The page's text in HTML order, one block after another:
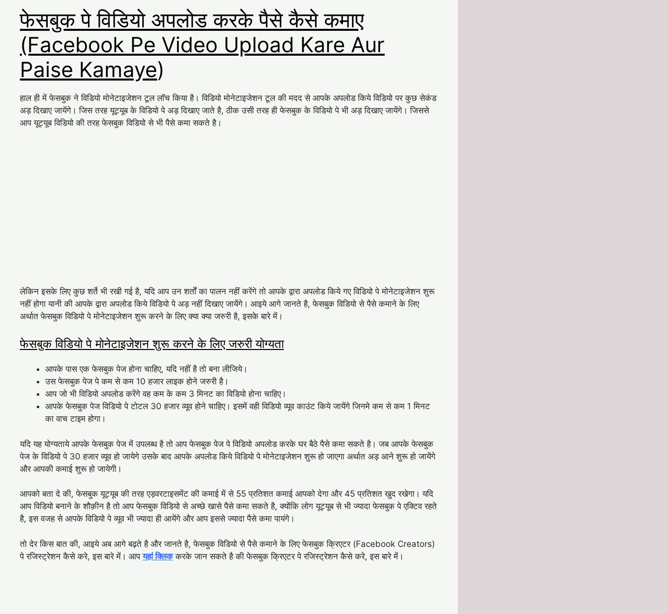
फेसबुक पे विडियो अपलोड करके पैसे कैसे कमाए
(Facebook Pe Video Upload Kare Aur
Paise Kamaye)
हाल ही में फेसबुक ने विडियो मोनेटाइजेशन टूल लॉच किया है। विडियो मोनेटाइजेशन टूल की मदद से आपके अपलोड किये विडियो पर कुछ सेकंड
अड़ दिखाए जायेंगे। जिस तरह यूट्यूब के विडियो पे अड़ दिखाए जाते है, ठीक उसी तरह ही फेसबुक के विडियो पे भी अड़ दिखाए जायेंगे। जिससे
आप यूट्यूब विडियो की तरह फेसबुक विडियो से भी पैसे कमा सकते है।
लेकिन इसके लिए कुछ शर्ते भी रखी गई है, यदि आप उन शर्तों का पालन नहीं करेंगे तो आपके द्वारा अपलोड किये गए विडियो पे मोनेटाइजेशन शुरू
नहीं होगा यानी की आपके द्वारा अपलोड किये विडियो पे अड़ नहीं दिखाए जायेंगे। आइये आगे जानते है, फेसबुक विडियो से पैसे कमाने के लिए
अर्थात फेसबुक विडियो पे मोनेटाइजेशन शुरू करने के लिए क्या क्या जरुरी है, इसके बारे में।
फेसबुक विडियो पे मोनेटाइजेशन शुरू करने के लिए जरुरी योग्यता
आपके पास एक फेसबुक पेज होना चाहिए, यदि नहीं है तो बना लीजिये।
उस फेसबुक पेज पे कम से कम 10 हजार लाइक होने जरुरी है।
आप जो भी विडियो अपलोड करेंगे वह कम के कम 3 मिनट का विडियो होना चाहिए।
आपके फेसबुक पेज विडियो पे टोटल 30 हजार व्यूव होने चाहिए। इसमें वही विडियो व्यूव काउंट किये जायेंगे जिनमे कम से कम 1 मिनट
का वाच टाइम होगा।
यदि यह योग्यताये आपके फेसबुक पेज में उपलब्ध है तो आप फेसबुक पेज पे विडियो अपलोड करके घर बैठे पैसे कमा सकते है। जब आपके फेसबुक
पेज के विडियो पे 30 हजार व्यूव हो जायेगे उसके बाद आपके अपलोड किये विडियो पे मोनेटाइजेशन शुरू हो जाएगा अर्थात अड़ आने शुरू हो जायेंगे
और आपकी कमाई शुरू हो जायेगी।
आपको बता दे की, फेसबुक यूट्यूब की तरह एड़वरटाइसमेंट की कमाई में से 55 प्रतिशत कमाई आपको देगा और 45 प्रतिशत खुद रखेगा। यदि
आप विडियो बनाने के शौक़ीन है तो आप फेसबुक विडियो से अच्छे खासे पैसे कमा सकते है, क्योंकि लोग यूट्यूब से भी ज्यादा फेसबुक पे एक्टिव रहते
है, इस वजह से आपके विडियो पे व्यूव भी ज्यादा ही आयेंगे और आप इससे ज्यादा पैसे कमा पायंगे।
तो देर किस बात की, आइये अब आगे बढ़ते है और जानते है, फेसबुक विडियो से पैसे कमाने के लिए फेसबुक क्रिएटर (Facebook Creators)
पे रजिस्ट्रेशन कैसे करे, इस बारे में। आपयहां क्लिककरके जान सकते है की फेसबुक क्रिएटर पे रजिस्ट्रेशन कैसे करे, इस बारे में।